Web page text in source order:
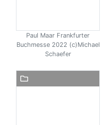
Paul Maar Frankfurter
Buchmesse 2022 (c)Michael
Schaefer